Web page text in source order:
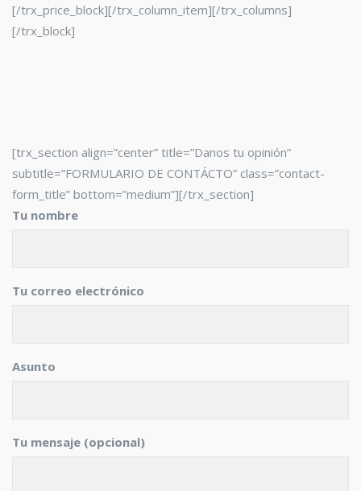
[/trx_price_block][/trx_column_item][/trx_columns]
[/trx_block]
[trx_section align=”center” title=”Danos tu opinión”
subtitle=”FORMULARIO DE CONTÁCTO” class=”contact-
form_title” bottom=”medium”][/trx_section]
Tu nombre
Tu correo electrónico
Asunto
Tu mensaje (opcional)